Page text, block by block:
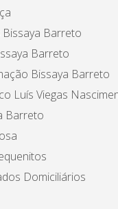
Barreto
Barreto
Bissaya Barreto
Luís Viegas
Barreto
Domiciliários